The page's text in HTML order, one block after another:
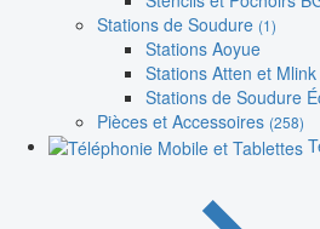
Stations de Soudure (1)
Stations Aoyue
Stations Atten et Mlink
Stations de Soudure
Pièces et Accessoires (258)